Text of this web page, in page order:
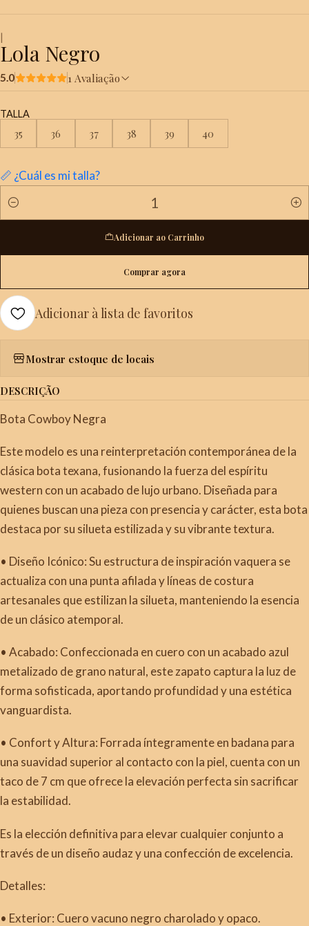
|
Lola Negro
5.0 1 Avaliação
TALLA
35 36 37 38 39 40
📏 ¿Cuál es mi talla?
Quantidade
Adicionar ao Carrinho
Comprar agora
Adicionar à lista de favoritos
Mostrar estoque de locais
DESCRIÇÃO
Bota Cowboy Negra
Este modelo es una reinterpretación contemporánea de la
clásica bota texana, fusionando la fuerza del espíritu
western con un acabado de lujo urbano. Diseñada para
quienes buscan una pieza con presencia y carácter, esta bota
destaca por su silueta estilizada y su vibrante textura.
• Diseño Icónico: Su estructura de inspiración vaquera se
actualiza con una punta afilada y líneas de costura
artesanales que estilizan la silueta, manteniendo la esencia
de un clásico atemporal.
• Acabado: Confeccionada en cuero con un acabado azul
metalizado de grano natural, este zapato captura la luz de
forma sofisticada, aportando profundidad y una estética
vanguardista.
• Confort y Altura: Forrada íntegramente en badana para
una suavidad superior al contacto con la piel, cuenta con un
taco de 7 cm que ofrece la elevación perfecta sin sacrificar
la estabilidad.
Es la elección definitiva para elevar cualquier conjunto a
través de un diseño audaz y una confección de excelencia.
Detalles:
• Exterior: Cuero vacuno negro charolado y opaco.